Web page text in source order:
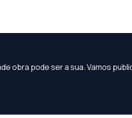
obra pode ser a sua. Vamos